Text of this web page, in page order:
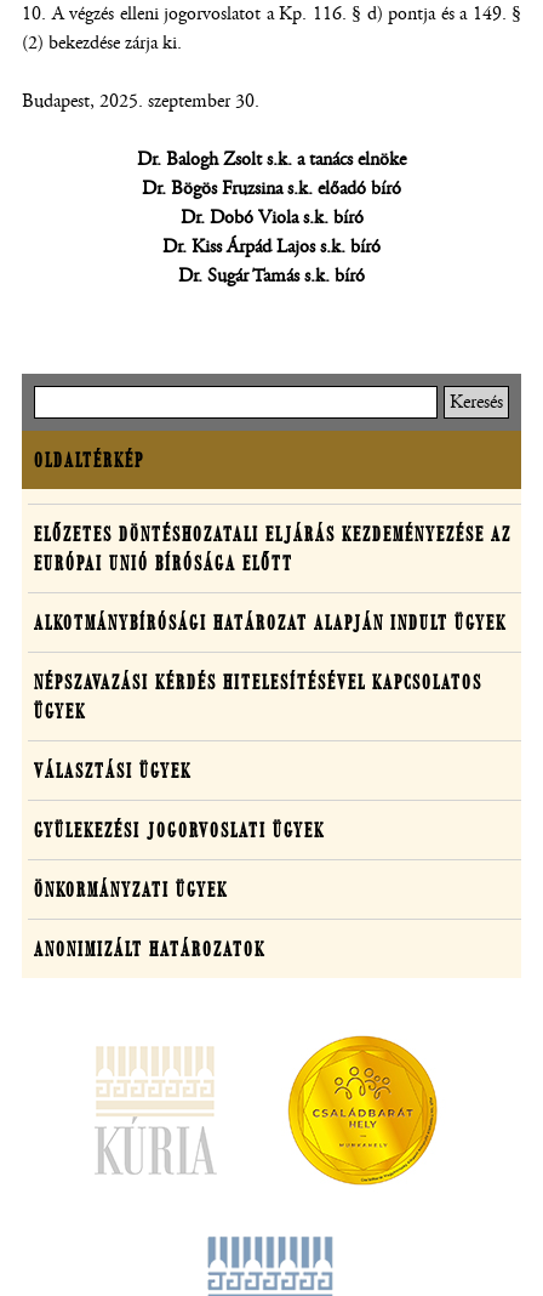
A végzés elleni jogorvoslatot a Kp. 116. § d) pontja és a 149. §
(2) bekezdése zárja ki.
Budapest, 2025. szeptember 30.
Dr. Balogh Zsolt s.k. a tanács elnöke
Dr. Bögös Fruzsina s.k. előadó bíró
Dr. Dobó Viola s.k. bíró
Dr. Kiss Árpád Lajos s.k. bíró
Dr. Sugár Tamás s.k. bíró
Oldaltérkép
OLDALTÉRKÉP
Határozatok
egyedi
ügyekben
ELŐZETES DÖNTÉSHOZATALI ELJÁRÁS KEZDEMÉNYEZÉSE AZ
EURÓPAI UNIÓ BÍRÓSÁGA ELŐTT
ALKOTMÁNYBÍRÓSÁGI HATÁROZAT ALAPJÁN INDULT ÜGYEK
NÉPSZAVAZÁSI KÉRDÉS HITELESÍTÉSÉVEL KAPCSOLATOS
ÜGYEK
VÁLASZTÁSI ÜGYEK
GYÜLEKEZÉSI JOGORVOSLATI ÜGYEK
ÖNKORMÁNYZATI ÜGYEK
ANONIMIZÁLT HATÁROZATOK